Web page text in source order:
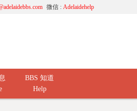
微信 : Adelaidehelp
BBS 知道
Help